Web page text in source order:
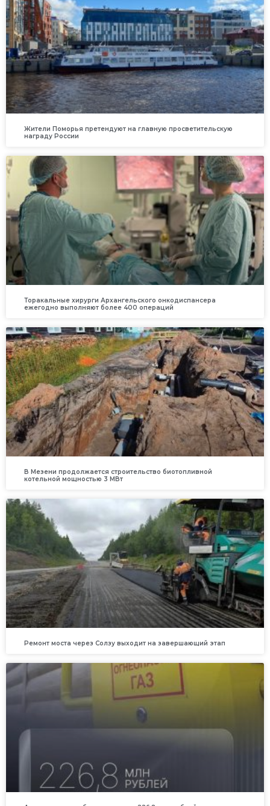
Жители Поморья претендуют на главную просветительскую
награду России
Торакальные хирурги Архангельского онкодиспансера
ежегодно выполняют более 400 операций
В Мезени продолжается строительство биотопливной
котельной мощностью 3 МВт
Ремонт моста через Солзу выходит на завершающий этап